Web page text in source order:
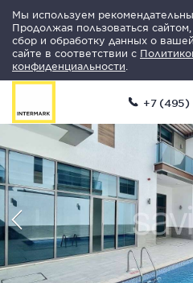
Мы используем
Продолжая пользоваться
сбор и обработку данных о
сайте в соответствии с
конфиденциальности
+7 (495)